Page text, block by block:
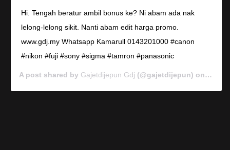
Hi. Tengah beratur ambil bonus ke? Ni abam ada nak
lelong-lelong sikit. Nanti abam edit harga promo.
www.gdj.my Whatsapp Kamarull 0143201000 #canon
#nikon #fuji #sony #sigma #tamron #panasonic
A post shared by Gajetdijepun Gdj (@gajetdijepun) on Jan 7,